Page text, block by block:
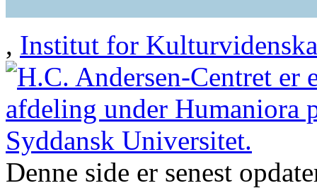
, Institut for
Denne side er senest